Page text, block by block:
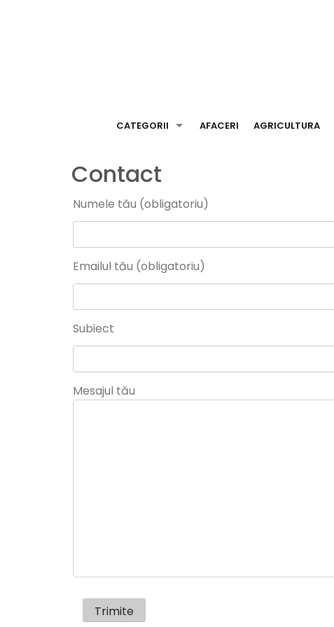
CATEGORII AFACERI AGRICULTURA
Contact
Numele tău (obligatoriu)
Emailul tău (obligatoriu)
Subiect
Mesajul tău